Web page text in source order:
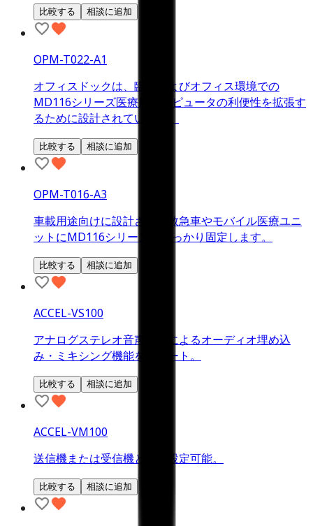
比較する 相談に追加
OPM-T022-A1
オフィスドックは、臨床およびオフィス環境での
MD116シリーズ医療用コンピュータの利便性を拡張す
るために設計されています。
比較する 相談に追加
OPM-T016-A3
車載用途向けに設計され、救急車やモバイル医療ユニ
ットにMD116シリーズをしっかり固定します。
比較する 相談に追加
ACCEL-VS100
アナログステレオ音声入力によるオーディオ埋め込
み・ミキシング機能をサポート。
比較する 相談に追加
ACCEL-VM100
送信機または受信機として設定可能。
比較する 相談に追加